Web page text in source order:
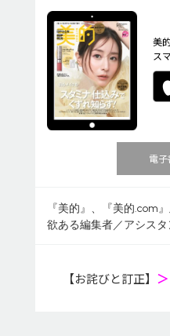
美
ス
電子
『美的』、『美的.com
欲ある編集者／アシス
【お詫びと訂正】 ＞